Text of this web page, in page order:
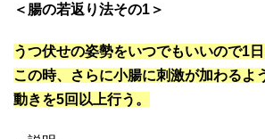
＜腸の若返り法その1＞
うつ伏せの姿勢をいつでもいいので1日
この時、さらに小腸に刺激が加わるよ
動きを5回以上行う。